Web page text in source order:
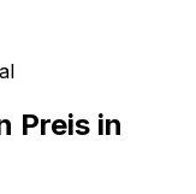
Preis in